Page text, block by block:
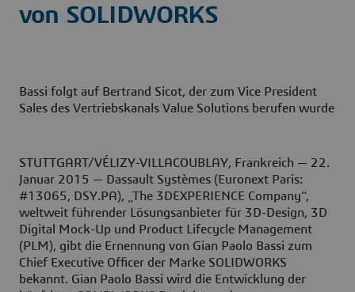
von SOLIDWORKS
Bassi folgt auf Bertrand Sicot, der zum Vice President
Sales des Vertriebskanals Value Solutions berufen wurde
STUTTGART/VÉLIZY-VILLACOUBLAY, Frankreich — 22.
Januar 2015 — Dassault Systèmes (Euronext Paris:
#13065, DSY.PA), „The 3DEXPERIENCE Company“,
weltweit führender Lösungsanbieter für 3D-Design, 3D
Digital Mock-Up und Product Lifecycle Management
(PLM), gibt die Ernennung von Gian Paolo Bassi zum
Chief Executive Officer der Marke SOLIDWORKS
bekannt. Gian Paolo Bassi wird die Entwicklung der